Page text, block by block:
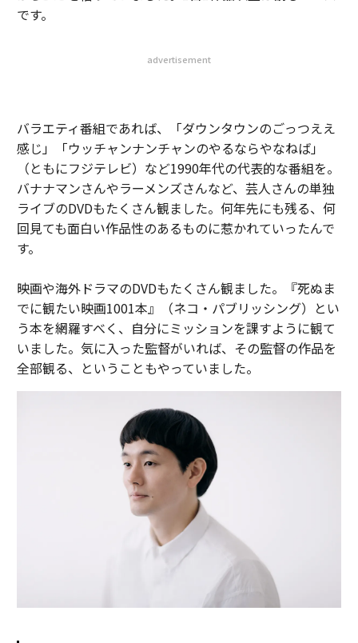
です。
advertisement
バラエティ番組であれば、「ダウンタウンのごっつええ
感じ」「ウッチャンナンチャンのやるならやなねば」
（ともにフジテレビ）など1990年代の代表的な番組を。
バナナマンさんやラーメンズさんなど、芸人さんの単独
ライブのDVDもたくさん観ました。何年先にも残る、何
回見ても面白い作品性のあるものに惹かれていったんで
す。
映画や海外ドラマのDVDもたくさん観ました。『死ぬま
でに観たい映画1001本』（ネコ・パブリッシング）とい
う本を網羅すべく、自分にミッションを課すように観て
いました。気に入った監督がいれば、その監督の作品を
全部観る、ということもやっていました。